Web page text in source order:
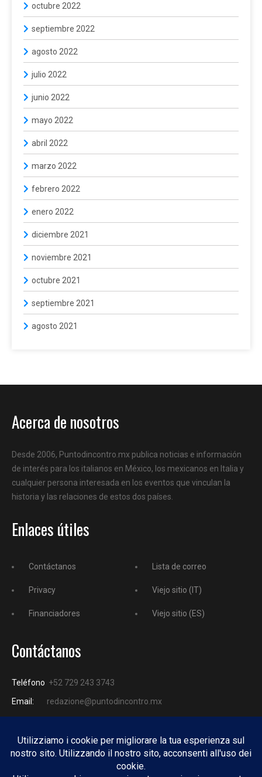
octubre 2022
septiembre 2022
agosto 2022
julio 2022
junio 2022
mayo 2022
abril 2022
marzo 2022
febrero 2022
enero 2022
diciembre 2021
noviembre 2021
octubre 2021
septiembre 2021
agosto 2021
Acerca de nosotros
Desde 2006, Puntodincontro.mx publica noticias e información
de interés para los italianos en México, los mexicanos en Italia y
cualquier persona interesada en los eventos que vinculan la
historia y las relaciones de estos dos países.
Enlaces útiles
Contáctanos
Privacy
Financiadores
Lista de correo
Viejo sitio (IT)
Viejo sitio (ES)
Contáctanos
Teléfono +52 729 243 3743
Email:
redazione@puntodincontro.mx
PUNTODINCONTRO